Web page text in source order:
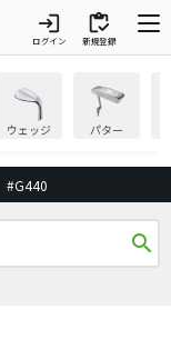
login
ログイン
inventory
新規登録
ウェッジ パター
#G440
search